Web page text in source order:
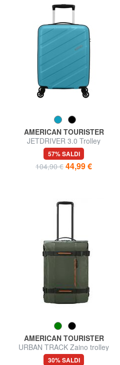
AMERICAN TOURISTER
JETDRIVER 3.0 Trolley
Bagaglio a Mano
57% SALDI
104,90 € 44,99 €
AMERICAN TOURISTER
URBAN TRACK Zaino trolley
bagaglio a mano
30% SALDI